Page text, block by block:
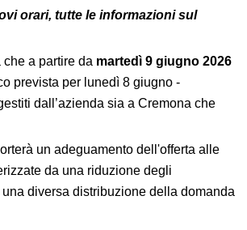
orari, tutte le informazioni sul
a partire da martedì 9 giugno 2026
prevista per lunedì 8 giugno -
dall’azienda sia a Cremona che
un adeguamento dell'offerta alle
da una riduzione degli
diversa distribuzione della domanda